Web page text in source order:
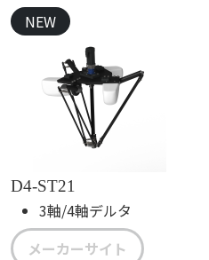
NEW
D4-ST21
3軸/4軸デルタ
メーカーサイト